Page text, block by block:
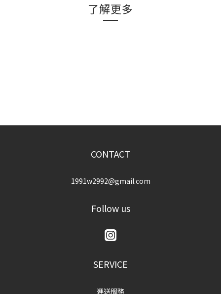
了解更多
CONTACT
1991w2992@gmail.com
Follow us
SERVICE
運送服務